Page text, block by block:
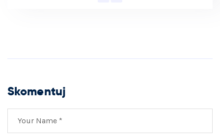
Skomentuj